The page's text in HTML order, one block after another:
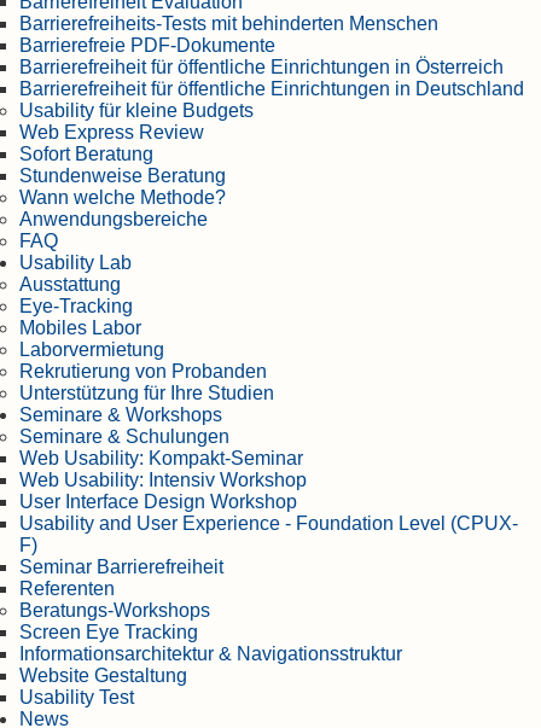
Barrierefreiheits-Tests mit behinderten Menschen
Barrierefreie PDF-Dokumente
Barrierefreiheit für öffentliche Einrichtungen in Österreich
Barrierefreiheit für öffentliche Einrichtungen in Deutschland
Usability für kleine Budgets
Web Express Review
Sofort Beratung
Stundenweise Beratung
Wann welche Methode?
Anwendungsbereiche
FAQ
Usability Lab
Ausstattung
Eye-Tracking
Mobiles Labor
Laborvermietung
Rekrutierung von Probanden
Unterstützung für Ihre Studien
Seminare & Workshops
Seminare & Schulungen
Web Usability: Kompakt-Seminar
Web Usability: Intensiv Workshop
User Interface Design Workshop
Usability and User Experience - Foundation Level (CPUX-
F)
Seminar Barrierefreiheit
Referenten
Beratungs-Workshops
Screen Eye Tracking
Informationsarchitektur & Navigationsstruktur
Website Gestaltung
Usability Test
News